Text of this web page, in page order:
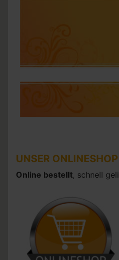
UNSER ONLINESHOP
Online bestellt, schnell